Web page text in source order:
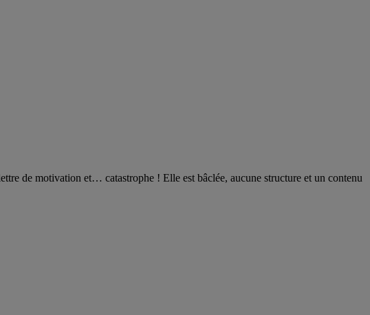
de motivation et… catastrophe ! Elle est bâclée, aucune structure et un contenu